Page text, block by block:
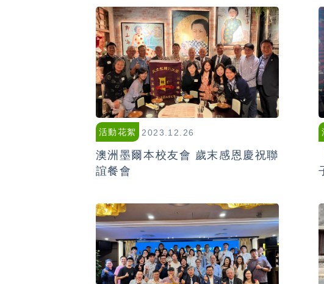
活動花絮 2023.12.26
澳洲墨爾本校友會 歲末感恩慶祝聯
誼餐會